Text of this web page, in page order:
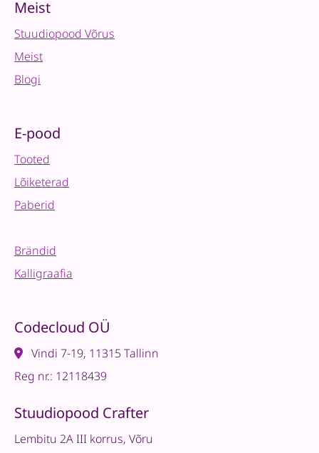
Meist
Stuudiopood Võrus
Meist
Blogi
E-pood
Tooted
Lõiketerad
Paberid
Brändid
Kalligraafia
Codecloud OÜ
Vindi 7-19, 11315 Tallinn
Reg nr.: 12118439
Stuudiopood Crafter
Lembitu 2A III korrus, Võru